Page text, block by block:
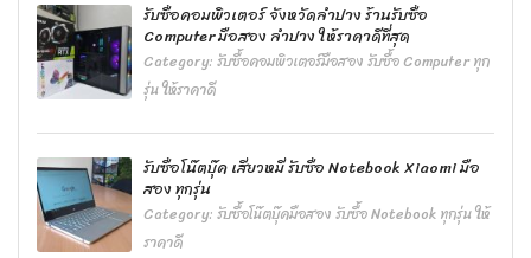
รับซื้อคอมพิวเตอร์ จังหวัดลำปาง ร้านรับซื้อ
Computer มือสอง ลำปาง ให้ราคาดีที่สุด
Category:รับซื้อคอมพิวเตอร์มือสอง รับซื้อ Computer ทุก
รุ่น ให้ราคาดี
รับซื้อโน๊ตบุ๊ค เสี่ยวหมี่ รับซื้อ Notebook ‎Xiaomi มือ
สอง ทุกรุ่น
Category:รับซื้อโน๊ตบุ๊คมือสอง รับซื้อ Notebook ทุกรุ่น ให้
ราคาดี